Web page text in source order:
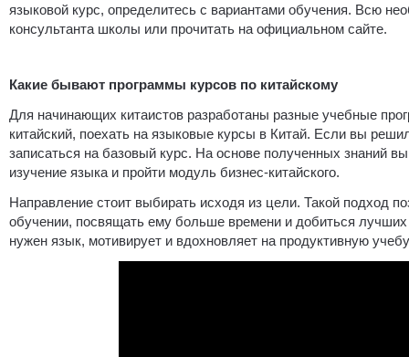
языковой курс, определитесь с вариантами обучения. Всю
консультанта школы или прочитать на официальном сайте.
Какие бывают программы курсов по китайскому
Для начинающих китаистов разработаны разные учебные
китайский, поехать на языковые курсы в Китай. Если вы
записаться на базовый курс. На основе полученных знаний
изучение языка и пройти модуль бизнес-китайского.
Направление стоит выбирать исходя из цели. Такой подход
обучении, посвящать ему больше времени и добиться лучших
нужен язык, мотивирует и вдохновляет на продуктивную